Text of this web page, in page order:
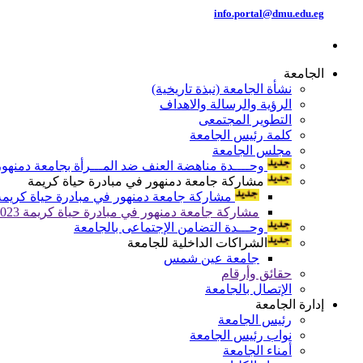
info.portal@dmu.edu.eg
الجامعة
نشأة الجامعة (نبذة تاريخية)
الرؤية والرسالة والاهداف
التطوير المجتمعى
كلمة رئيس الجامعة
مجلس الجامعة
وحــــدة مناهضة العنف ضد المـــرأة بجامعة
مشاركة جامعة دمنهور في مبادرة حياة كريمة
مشاركة جامعة دمنهور في مبادرة حياة كريمة
مشاركة جامعة دمنهور في مبادرة حياة كريمة 2023
وحـــدة التضامن الإجتماعى بالجامعة
الشراكات الداخلية للجامعة
جامعة عين شمس
حقائق وأرقام
الإتصال بالجامعة
إدارة الجامعة
رئيس الجامعة
نواب رئيس الجامعة
أمناء الجامعة